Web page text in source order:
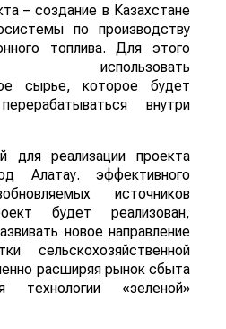
– создание в Казахстане
по производству
топлива. Для этого
использовать
сырье, которое будет
внутри
для реализации проекта
Алатау. эффективного
источников
будет реализован,
новое направление
сельскохозяйственной
расширяя рынок сбыта
«зеленой»